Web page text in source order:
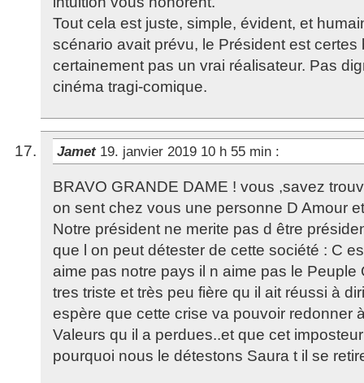
Tout cela est juste, simple, évident, et
scénario avait prévu, le Président est certes
certainement pas un vrai réalisateur. Pas
cinéma tragi-comique.
Jamet 19. janvier 2019 10 h 55 min :
BRAVO GRANDE DAME ! vous ,savez
on sent chez vous une personne D Amour
Notre président ne merite pas d être
que l on peut détester de cette société : C
aime pas notre pays il n aime pas le Peuple
tres triste et très peu fière qu il ait réussi à
espère que cette crise va pouvoir redonner
Valeurs qu il a perdues..et que cet
pourquoi nous le détestons Saura t il se